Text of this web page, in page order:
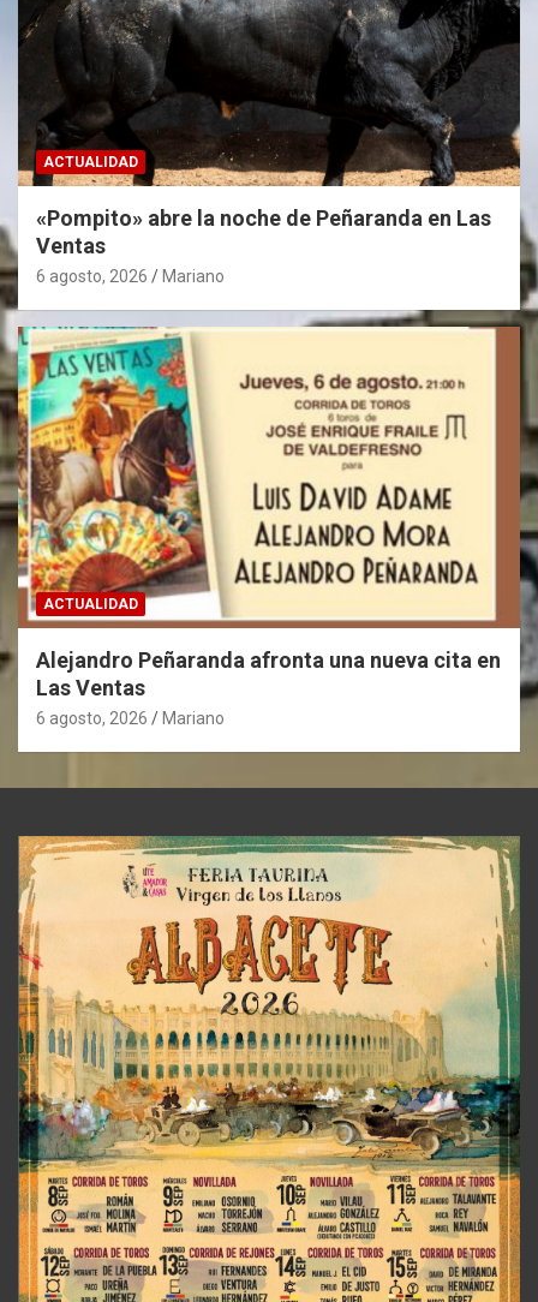
ACTUALIDAD
«Pompito» abre la noche de Peñaranda en Las
Ventas
6 agosto, 2026 Mariano
ACTUALIDAD
Alejandro Peñaranda afronta una nueva cita en
Las Ventas
6 agosto, 2026 Mariano